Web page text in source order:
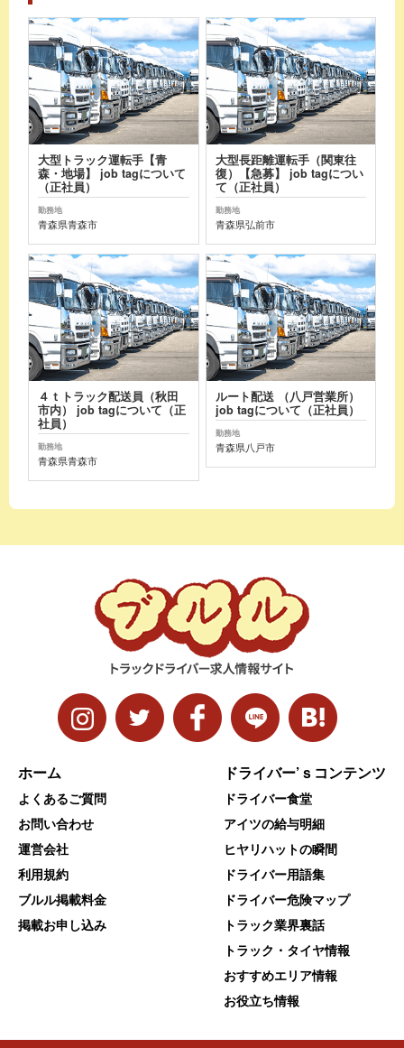
大型トラック運転手【青
森・地場】 job tagについて
（正社員）
勤務地
青森県青森市
大型長距離運転手（関東往
復）【急募】 job tagについ
て（正社員）
勤務地
青森県弘前市
４ｔトラック配送員（秋田
市内） job tagについて（正
社員）
勤務地
青森県青森市
ルート配送 （八戸営業所）
job tagについて（正社員）
勤務地
青森県八戸市
ホーム
よくあるご質問
お問い合わせ
運営会社
利用規約
ブルル掲載料金
掲載お申し込み
ドライバー’ｓコンテンツ
ドライバー食堂
アイツの給与明細
ヒヤリハットの瞬間
ドライバー用語集
ドライバー危険マップ
トラック業界裏話
トラック・タイヤ情報
おすすめエリア情報
お役立ち情報